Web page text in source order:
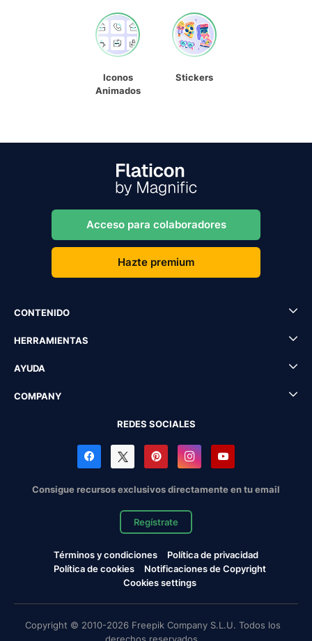
Iconos
Animados
Stickers
Acceso para colaboradores
Hazte premium
CONTENIDO
HERRAMIENTAS
AYUDA
COMPANY
REDES SOCIALES
Consigue recursos exclusivos directamente en tu email
Regístrate
Términos y condiciones
Política de privacidad
Política de cookies
Notificaciones de Copyright
Cookies settings
Copyright © 2010-2026 Freepik Company S.L.U. Todos los